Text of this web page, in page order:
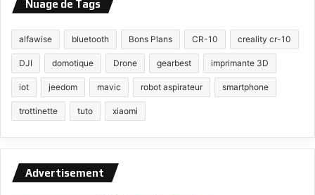
Nuage de Tags
alfawise bluetooth Bons Plans CR-10 creality cr-10
DJI domotique Drone gearbest imprimante 3D
iot jeedom mavic robot aspirateur smartphone
trottinette tuto xiaomi
Advertisement